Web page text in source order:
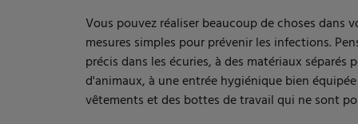
Vous pouvez réaliser beaucoup de choses dans
mesures simples pour prévenir les infections.
précis dans les écuries, à des matériaux séparés
d'animaux, à une entrée hygiénique bien
vêtements et des bottes de travail qui ne sont